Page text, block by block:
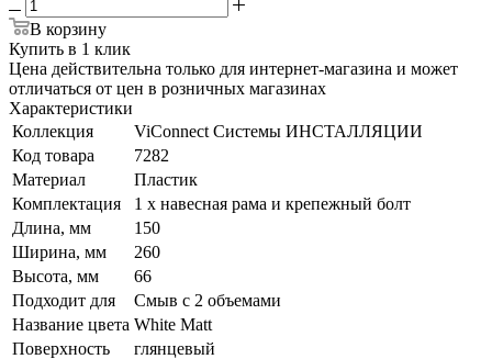
В корзину
Купить в 1 клик
Цена действительна только для интернет-магазина и может
отличаться от цен в розничных магазинах
Характеристики
Коллекция
ViConnect Системы ИНСТАЛЛЯЦИИ
Код товара
7282
Материал
Пластик
Комплектация
1 x навесная рама и крепежный болт
Длина, мм
150
Ширина, мм
260
Высота, мм
66
Подходит для
Смыв с 2 объемами
Название цвета White Matt
Поверхность
глянцевый